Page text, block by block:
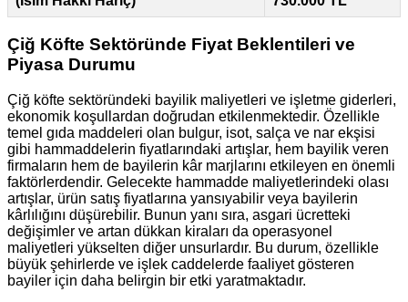
Çiğ Köfte Sektöründe Fiyat Beklentileri ve
Piyasa Durumu
Çiğ köfte sektöründeki bayilik maliyetleri ve işletme giderleri,
ekonomik koşullardan doğrudan etkilenmektedir. Özellikle
temel gıda maddeleri olan bulgur, isot, salça ve nar ekşisi
gibi hammaddelerin fiyatlarındaki artışlar, hem bayilik veren
firmaların hem de bayilerin kâr marjlarını etkileyen en önemli
faktörlerdendir. Gelecekte hammadde maliyetlerindeki olası
artışlar, ürün satış fiyatlarına yansıyabilir veya bayilerin
kârlılığını düşürebilir. Bunun yanı sıra, asgari ücretteki
değişimler ve artan dükkan kiraları da operasyonel
maliyetleri yükselten diğer unsurlardır. Bu durum, özellikle
büyük şehirlerde ve işlek caddelerde faaliyet gösteren
bayiler için daha belirgin bir etki yaratmaktadır.